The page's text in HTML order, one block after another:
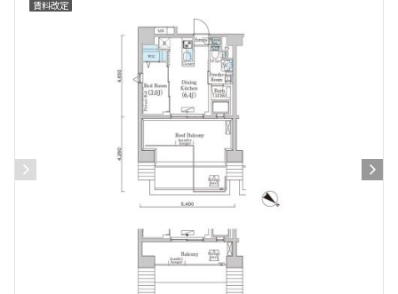
賃料改定